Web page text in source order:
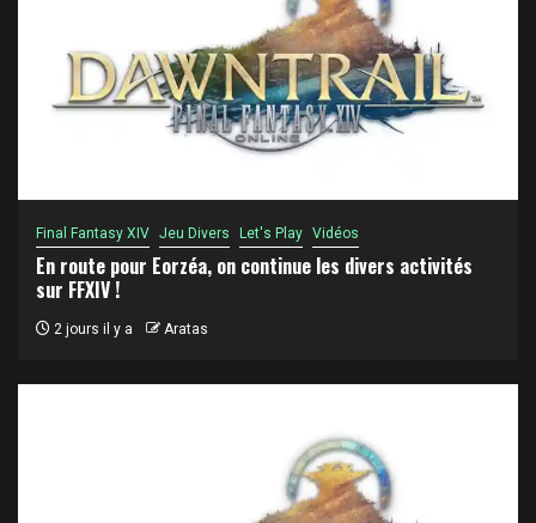
Final Fantasy XIV Jeu Divers Let's Play Vidéos
En route pour Eorzéa, on continue les divers activités
sur FFXIV !
2 jours il y a Aratas